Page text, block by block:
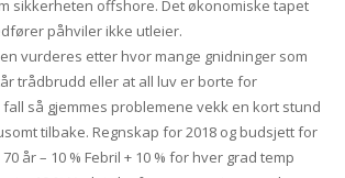
sikkerheten offshore. Det økonomiske tapet
påhviler ikke utleier.
vurde­res etter hvor mange gnidninger som
trådbrudd eller at all luv er borte for
så gjemmes problemene vekk en kort stund
tilbake. Regnskap for 2018 og budsjett for
år – 10 % Febril + 10 % for hver grad temp